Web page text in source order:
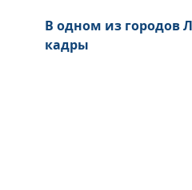
В одном из городов
кадры